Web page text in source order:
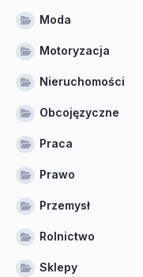
Moda
Motoryzacja
Nieruchomości
Obcojęzyczne
Praca
Prawo
Przemysł
Rolnictwo
Sklepy